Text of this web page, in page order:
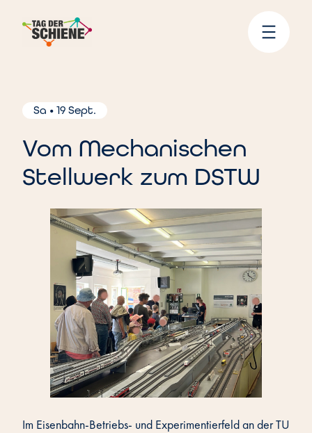
Inhalt
Sa • 19 Sept.
Vom Mechanischen
Stellwerk zum DSTW
Im Eisenbahn-Betriebs- und Experimentierfeld an der TU